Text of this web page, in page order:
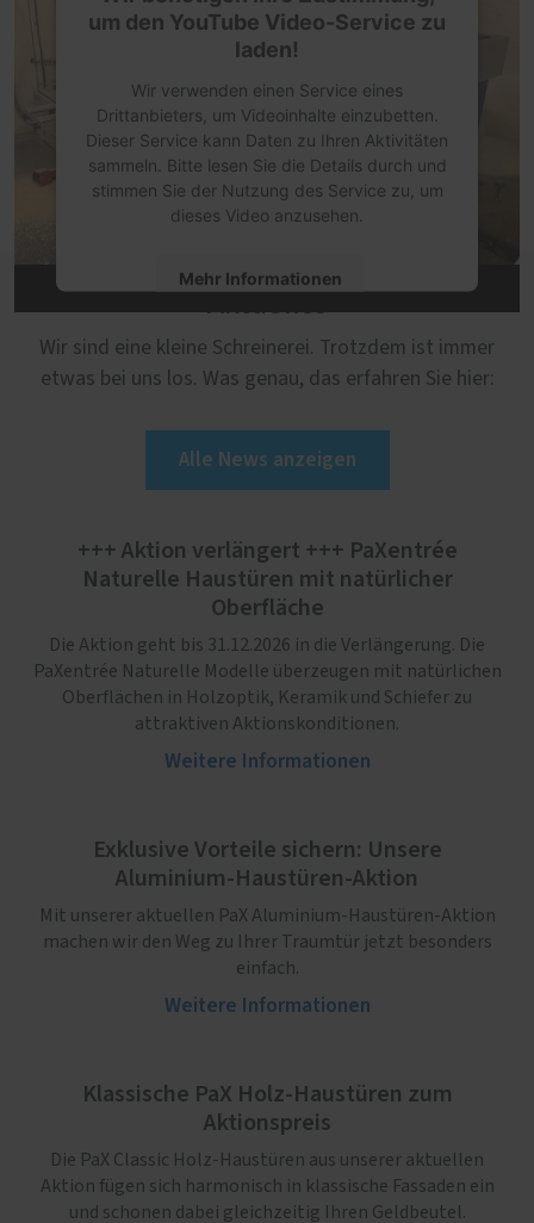
um den YouTube Video-Service zu
laden!
Wir verwenden einen Service eines
Drittanbieters, um Videoinhalte einzubetten.
Dieser Service kann Daten zu Ihren Aktivitäten
sammeln. Bitte lesen Sie die Details durch und
stimmen Sie der Nutzung des Service zu, um
dieses Video anzusehen.
Mehr Informationen
Akzeptieren
powered byUsercentrics Consent
Wir sind eine kleine Schreinerei. Trotzdem ist immer
etwas bei uns los. Was genau, das erfahren Sie hier:
Alle News anzeigen
+++ Aktion verlängert +++ PaXentrée
Naturelle Haustüren mit natürlicher
Oberfläche
Die Aktion geht bis 31.12.2026 in die Verlängerung. Die
PaXentrée Naturelle Modelle überzeugen mit natürlichen
Oberflächen in Holzoptik, Keramik und Schiefer zu
attraktiven Aktionskonditionen.
Weitere Informationen
Exklusive Vorteile sichern: Unsere
Aluminium-Haustüren-Aktion
Mit unserer aktuellen PaX Aluminium-Haustüren-Aktion
machen wir den Weg zu Ihrer Traumtür jetzt besonders
einfach.
Weitere Informationen
Klassische PaX Holz-Haustüren zum
Aktionspreis
Die PaX Classic Holz-Haustüren aus unserer aktuellen
Aktion fügen sich harmonisch in klassische Fassaden ein
und schonen dabei gleichzeitig Ihren Geldbeutel.